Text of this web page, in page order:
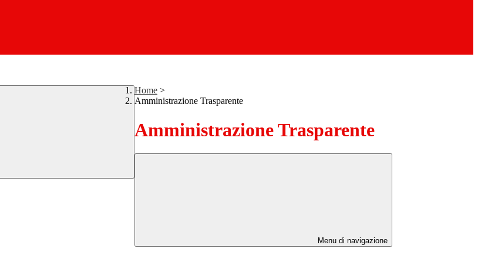
Home >
Amministrazione Trasparente
Amministrazione Trasparente
Menu di navigazione